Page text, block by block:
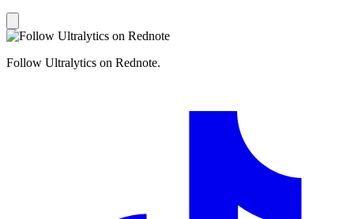
Follow Ultralytics on Rednote.